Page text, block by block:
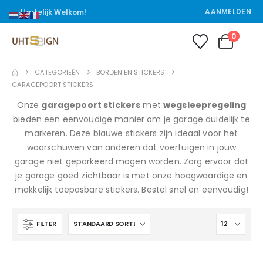
Hartelijk Welkom! AANMELDEN
0
CATEGORIEËN
BORDEN EN STICKERS
GARAGEPOORT STICKERS
Onze garagepoort stickers met wegsleepregeling
bieden een eenvoudige manier om je garage duidelijk te
markeren. Deze blauwe stickers zijn ideaal voor het
waarschuwen van anderen dat voertuigen in jouw
garage niet geparkeerd mogen worden. Zorg ervoor dat
je garage goed zichtbaar is met onze hoogwaardige en
makkelijk toepasbare stickers. Bestel snel en eenvoudig!
FILTER